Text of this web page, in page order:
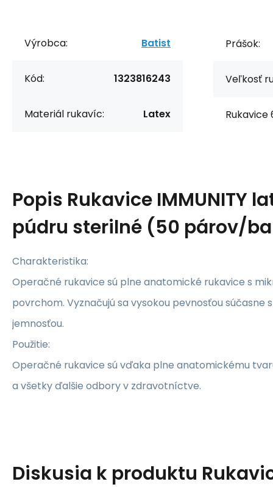
Výrobca: Batist
Kód: 1323816243
Materiál rukavíc: Latex
Prášok:
Veľkosť
Rukavice
Popis Rukavice IMMUNITY
púdru sterilné (50 párov/
Charakteristika:
Operačné rukavice sú plne anatomické rukavice s
povrchom. Vyznačujú sa vysokou pevnosťou súčasne
jemnosťou.
Použitie:
Operačné rukavice sú vďaka plne anatomickému
a všetky ďalšie odbory v zdravotníctve.
Diskusia k produktu